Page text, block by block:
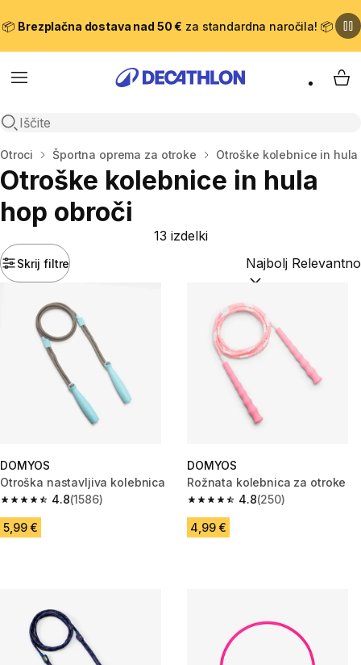
📦 Brezplačna dostava nad 50 € za standardna naročila! 📦
Meni
Odpri iskanje
Domov
Otroci Športna oprema za otroke Otroške kolebnice in
Otroške kolebnice in hula
hop obroči
Skrij filtre
13 izdelki
Razvrsti po:
DOMYOS
Otroška nastavljiva kolebnica
4.8
4.8 od 5 zvezdic from 1586 ocene
(1586)
5,99 €
DOMYOS
Rožnata kolebnica za otroke
4.8
4.8 od 5 zvezdic from 250
(250)
4,99 €